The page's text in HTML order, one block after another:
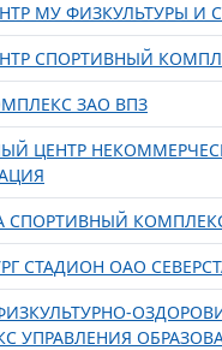
МУ ФИЗКУЛЬТУРЫ И
СПОРТИВНЫЙ
ЗАО ВПЗ
ЦЕНТР
СПОРТИВНЫЙ
СТАДИОН ОАО
УПРАВЛЕНИЯ